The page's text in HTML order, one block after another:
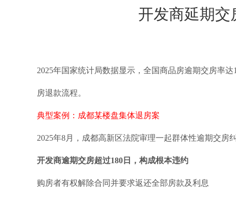
开发商延期
2025年国家统计局数据显示，全国商品房逾期交房率
房退款流程。
典型案例：成都某楼盘集体退房案
2025年8月，成都高新区法院审理一起群体性逾期交房
开发商逾期交房超过180日，构成根本违约
购房者有权解除合同并要求返还全部房款及利息